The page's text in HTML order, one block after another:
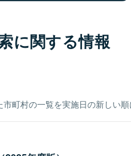
に関する情報
町村の一覧を実施日の新しい順